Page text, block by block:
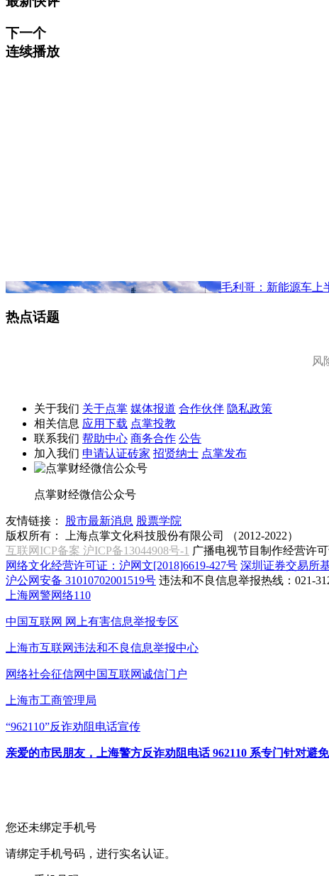
下一个
连续播放
毛利哥：新能源车上
热点话题
风
关于我们 关于点掌 媒体报道 合作伙伴 隐私政策
相关信息 应用下载 点掌投教
联系我们 帮助中心 商务合作 公告
加入我们 申请认证砖家 招贤纳士 点掌发布
点掌财经微信公众号
友情链接： 股市最新消息 股票学院
版权所有：
上海点掌文化科技股份有限公司 （2012-2022）
互联网ICP备案 沪ICP备13044908号-1 广播电视节目制作经营许
网络文化经营许可证：沪网文[2018]6619-427号 深圳证券交易所
沪公网安备 31010702001519号 违法和不良信息举报热线：021-
上海网警网络110
中国互联网 网上有害信息举报专区
上海市互联网违法和不良信息举报中心
网络社会征信网中国互联网诚信门户
上海市工商管理局
“962110”反诈劝阻电话宣传
亲爱的市民朋友，上海警方反诈劝阻电话 962110 系专门针对避
您还未绑定手机号
请绑定手机号码，进行实名认证。